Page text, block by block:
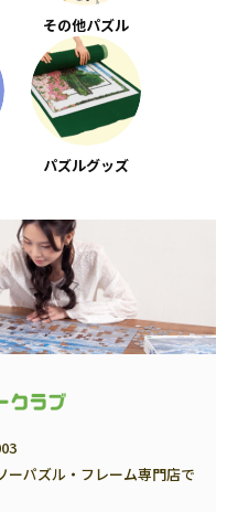
その他パズル
パズルグッズ
ーパズル・フレーム専門店で